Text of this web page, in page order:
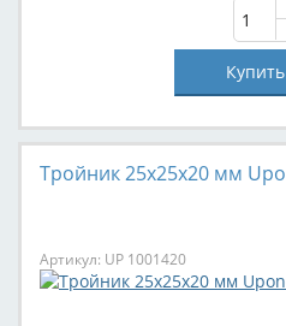
Тройник 25x25x20 мм
Артикул: UP 1001420